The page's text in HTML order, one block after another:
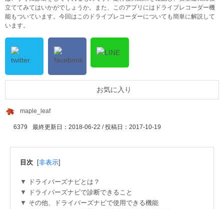
立ててみてはいかがでしょうか。また、このアプリにはドライブレコーダー機
能もついています。今回はこのドライブレコーダーについても簡単に解説して
います。
お気に入り
maple_leaf
6379 最終更新日：2018-06-22 / 投稿日： 2017-10-19
目次 [非表示]
ドライバーズナビとは？
ドライバーズナビで診断できること
その他、ドライバーズナビで使用できる機能